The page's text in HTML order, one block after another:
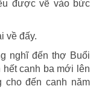
được vẽ vào bức
về đấy.
nghĩ đến thợ Buổi
canh ba mới lên
đến canh năm